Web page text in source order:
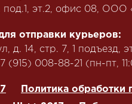
под.1, эт.2, офис 08,
отправки курьеров:
д. 14, стр. 7, 1 подъезд,
(915) 008-88-21‬ (пн-пт,
Политика обработки